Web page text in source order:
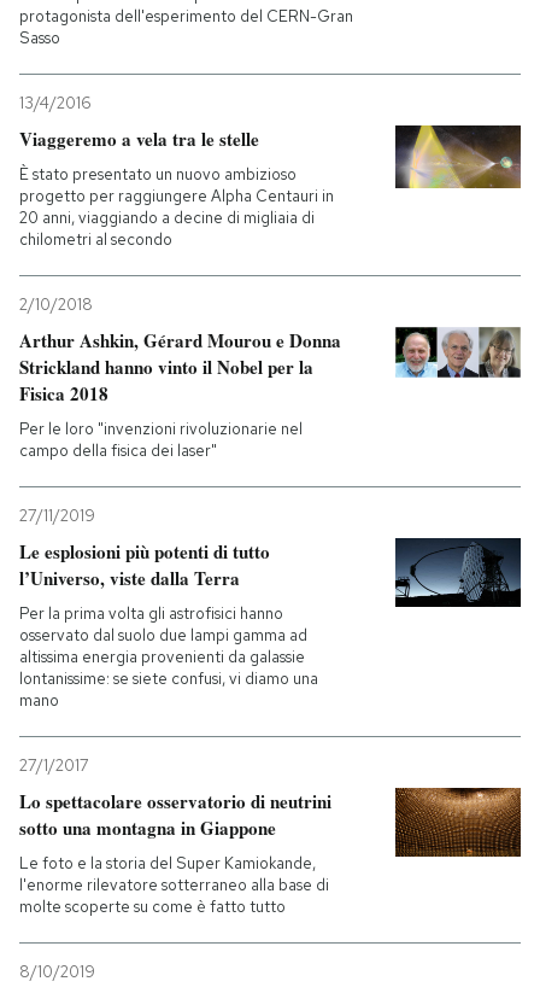
protagonista dell'esperimento del CERN-Gran
Sasso
13/4/2016
Viaggeremo a vela tra le stelle
È stato presentato un nuovo ambizioso
progetto per raggiungere Alpha Centauri in
20 anni, viaggiando a decine di migliaia di
chilometri al secondo
2/10/2018
Arthur Ashkin, Gérard Mourou e Donna
Strickland hanno vinto il Nobel per la
Fisica 2018
Per le loro "invenzioni rivoluzionarie nel
campo della fisica dei laser"
27/11/2019
Le esplosioni più potenti di tutto
l’Universo, viste dalla Terra
Per la prima volta gli astrofisici hanno
osservato dal suolo due lampi gamma ad
altissima energia provenienti da galassie
lontanissime: se siete confusi, vi diamo una
mano
27/1/2017
Lo spettacolare osservatorio di neutrini
sotto una montagna in Giappone
Le foto e la storia del Super Kamiokande,
l'enorme rilevatore sotterraneo alla base di
molte scoperte su come è fatto tutto
8/10/2019